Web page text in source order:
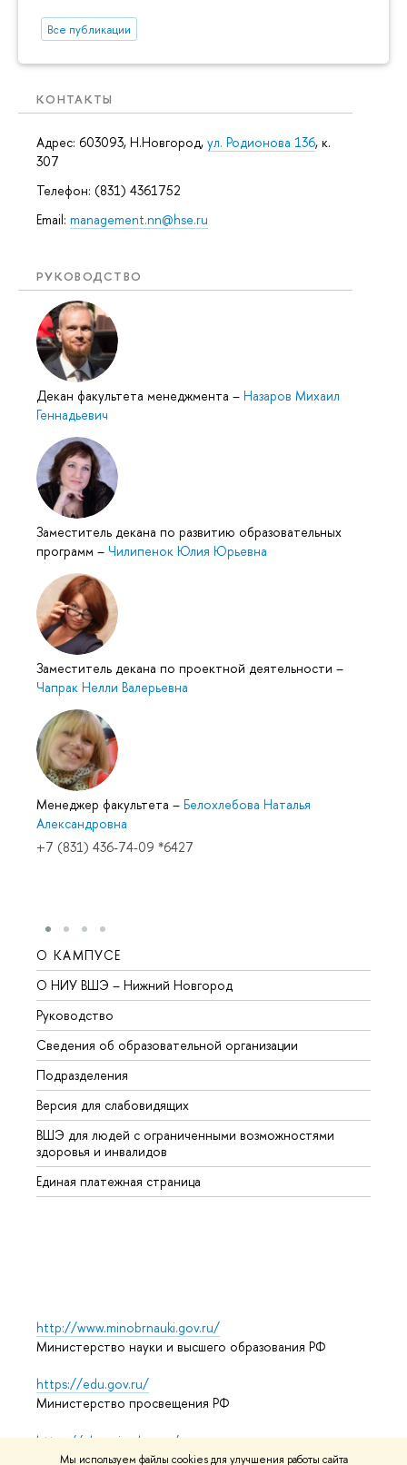
Мы используем файлы cookies для улучшения работы сайта
Все публикации
КОНТАКТЫ
Адрес: 603093, Н.Новгород, ул. Родионова 136, к.
307
Телефон: (831) 4361752
Email: management.nn@hse.ru
РУКОВОДСТВО
Декан факультета менеджмента – Назаров Михаил
Геннадьевич
Заместитель декана по развитию образовательных
программ – Чилипенок Юлия Юрьевна
Заместитель декана по проектной деятельности –
Чапрак Нелли Валерьевна
Менеджер факультета – Белохлебова Наталья
Александровна
+7 (831) 436-74-09 *6427
О КАМПУСЕ
О НИУ ВШЭ – Нижний Новгород
Руководство
Сведения об образовательной организации
Подразделения
Версия для слабовидящих
ВШЭ для людей с ограниченными возможностями
здоровья и инвалидов
Единая платежная страница
http://www.minobrnauki.gov.ru/
Министерство науки и высшего образования РФ
https://edu.gov.ru/
Министерство просвещения РФ
https://elearning.hse.ru/mooc
Массовые открытые онлайн-курсы